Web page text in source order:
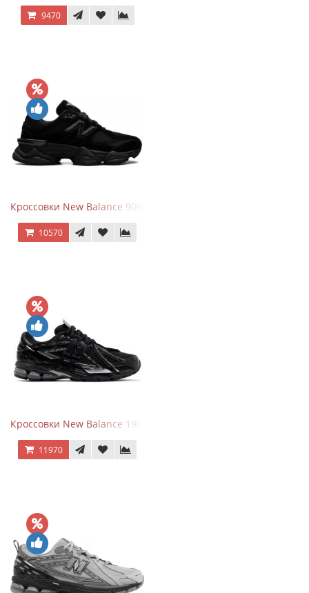
9470
Кроссовки New Balance 9060 Triple Black
10570
Кроссовки New Balance 1906A Black Silver
11970